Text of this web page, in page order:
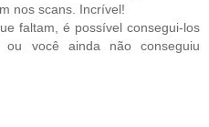
nos scans. Incrível!
faltam, é possível consegui-los
ou você ainda não conseguiu